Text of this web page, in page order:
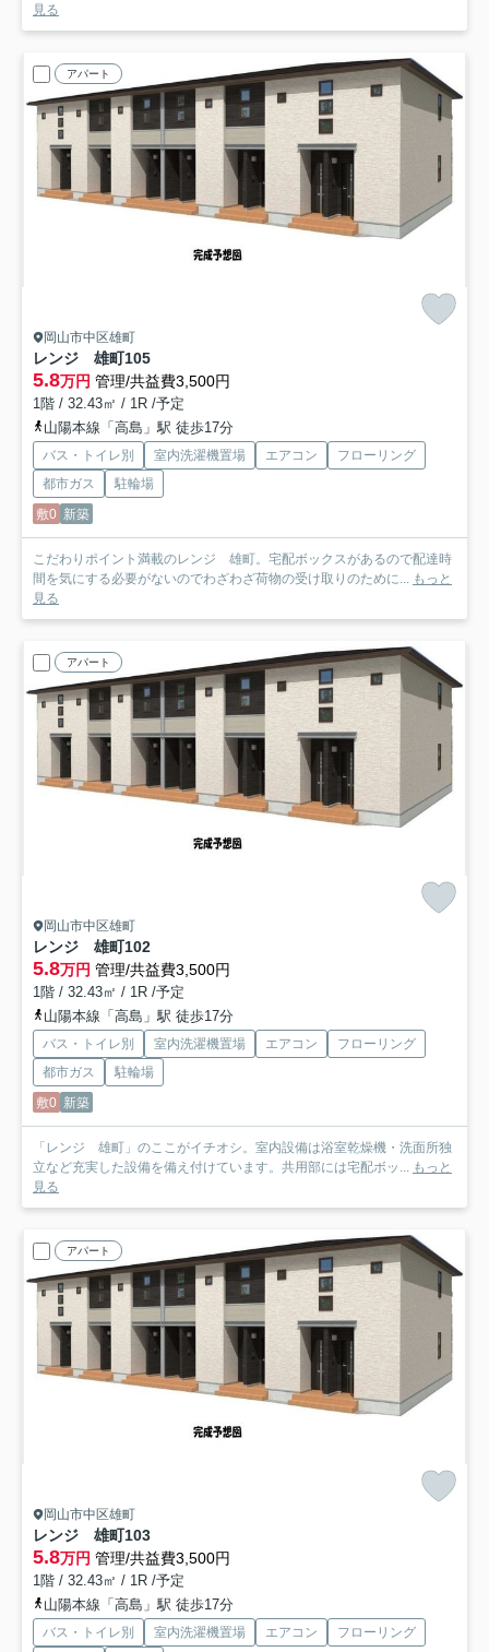
見る
アパート
岡山市中区雄町
レンジ 雄町105
5.8万円 管理/共益費3,500円
1階 / 32.43㎡ / 1R /予定
山陽本線「高島」駅 徒歩17分
バス・トイレ別 室内洗濯機置場 エアコン
フローリング
都市ガス
駐輪場
敷0 新築
こだわりポイント満載のレンジ 雄町。宅配ボックスがあるので配達時
間を気にする必要がないのでわざわざ荷物の受け取りのために... もっと
見る
アパート
岡山市中区雄町
レンジ 雄町102
5.8万円 管理/共益費3,500円
1階 / 32.43㎡ / 1R /予定
山陽本線「高島」駅 徒歩17分
バス・トイレ別 室内洗濯機置場 エアコン
フローリング
都市ガス
駐輪場
敷0 新築
「レンジ 雄町」のここがイチオシ。室内設備は浴室乾燥機・洗面所独
立など充実した設備を備え付けています。共用部には宅配ボッ... もっと
見る
アパート
岡山市中区雄町
レンジ 雄町103
5.8万円 管理/共益費3,500円
1階 / 32.43㎡ / 1R /予定
山陽本線「高島」駅 徒歩17分
バス・トイレ別 室内洗濯機置場 エアコン フローリング